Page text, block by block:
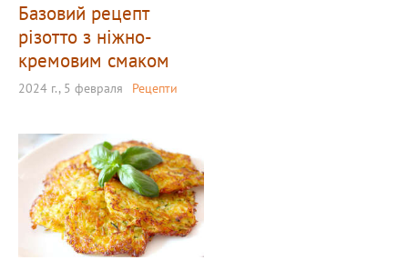
Базовий рецепт
різотто з ніжно-
кремовим смаком
2024 г., 5 февраля Рецепти